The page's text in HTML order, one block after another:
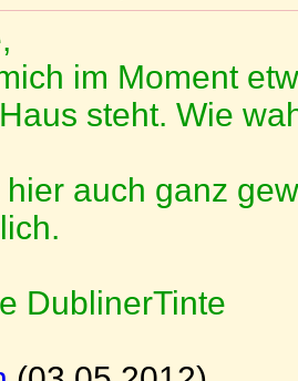
im Moment
steht. Wie
auch ganz
DublinerTinte